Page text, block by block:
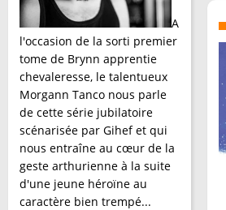
A
l'occasion de la sorti premier
tome de Brynn apprentie
chevaleresse, le talentueux
Morgann Tanco nous parle
de cette série jubilatoire
scénarisée par Gihef et qui
nous entraîne au cœur de la
geste arthurienne à la suite
d'une jeune héroïne au
caractère bien trempé...